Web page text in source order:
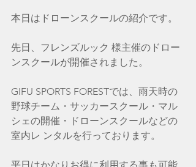
​ ブログ 場所
本日はドローンスクールの紹介です。
先日、フレンズルック 様主催のドロー
ンスクールが開催されました。
GIFU SPORTS FORESTでは、雨天時の
野球チーム・サッカースクール・マル
シェの開催・ドローンスクールなどの
室内レ ンタルを行っております。